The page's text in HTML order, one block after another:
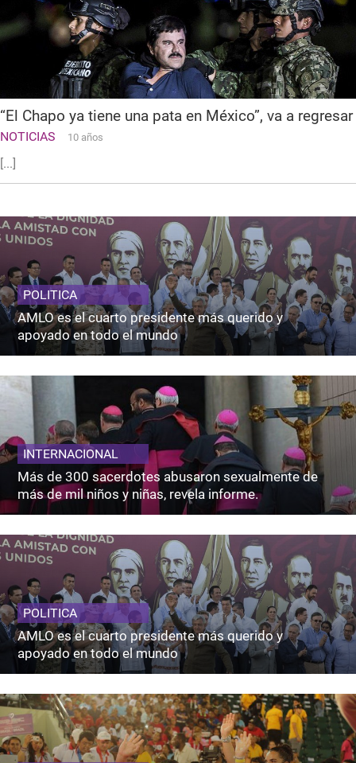
“El Chapo ya tiene una pata en México”, va a regresar
NOTICIAS 10 años
[...]
POLITICA
AMLO es el cuarto presidente más querido y
apoyado en todo el mundo
INTERNACIONAL
Más de 300 sacerdotes abusaron sexualmente de
más de mil niños y niñas, revela informe.
POLITICA
AMLO es el cuarto presidente más querido y
apoyado en todo el mundo